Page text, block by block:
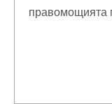
правомощията